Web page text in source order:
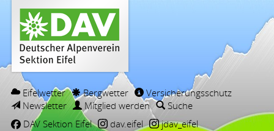
Eifelwetter Bergwetter
Versicherungsschutz
Newsletter
Mitglied werden
Suche
DAV Sektion Eifel
dav.eifel jdav_eifel